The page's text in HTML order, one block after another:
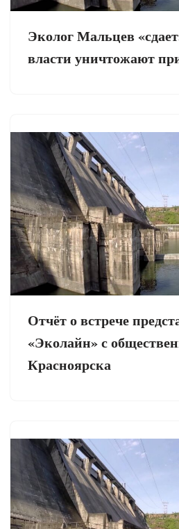
Эколог Мальцев
власти уничтожают
Отчёт о встрече
«Эколайн» с
Красноярска